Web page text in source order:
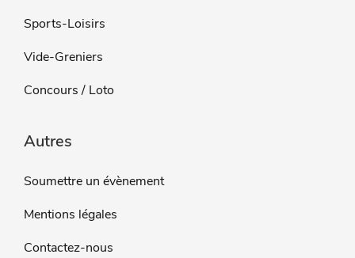
Sports-Loisirs
Vide-Greniers
Concours / Loto
Autres
Soumettre un évènement
Mentions légales
Contactez-nous